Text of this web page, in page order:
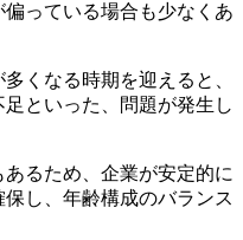
っている場合も少なくあ
くなる時期を迎えると、
といった、問題が発生し
るため、企業が安定的に
し、年齢構成のバランス